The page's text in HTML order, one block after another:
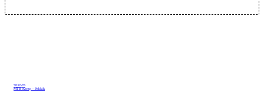
SERVIS
MTB Kemp - Peklák